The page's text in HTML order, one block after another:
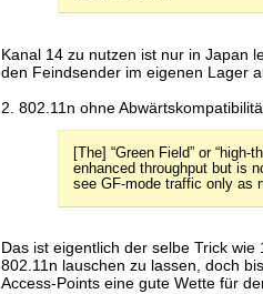
Kanal 14 zu nutzen ist nur in Japan
den Feindsender im eigenen Lager
2. 802.11n ohne
[The] “Green Field” or
enhanced throughput but is
see GF-mode traffic only as
Das ist eigentlich der selbe Trick
802.11n lauschen zu lassen, doch
Access-Points eine gute Wette für